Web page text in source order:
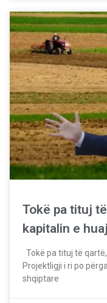
Tokë pa tituj
kapitalin e huaj
Tokë pa tituj të
Projektligji i ri po
shqiptare